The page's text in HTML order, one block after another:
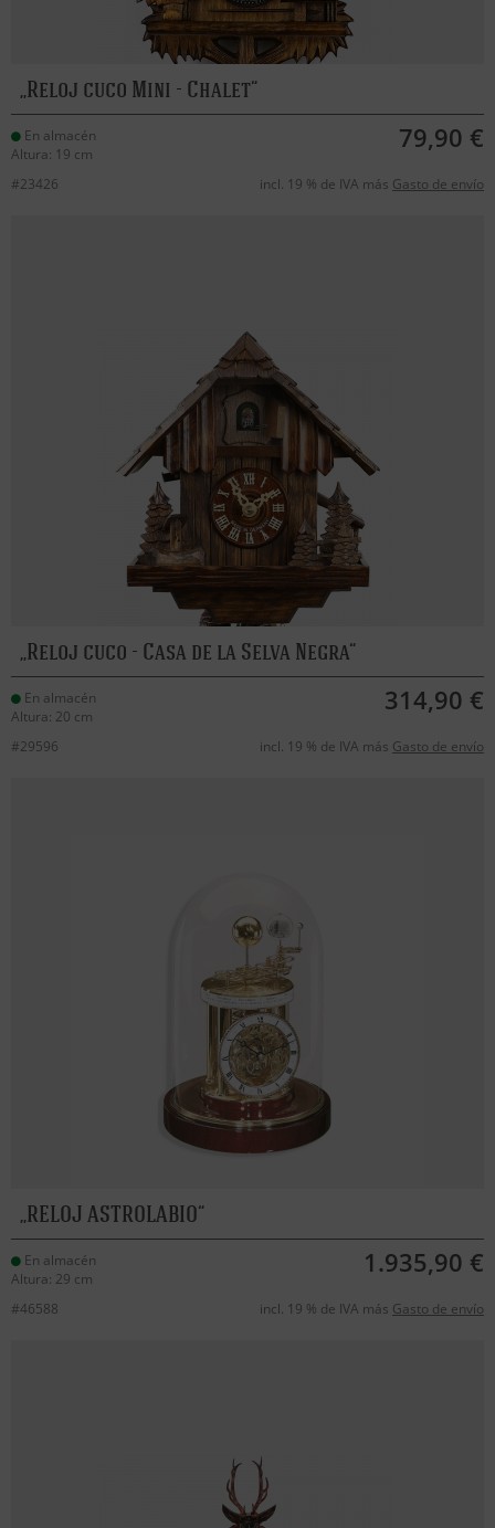
Reloj cuco Mini - Chalet
En almacén
Altura: 19 cm
79,90 €
#23426 incl. 19 % de IVA más Gasto de envío
Reloj cuco - Casa de la Selva Negra
En almacén
Altura: 20 cm
314,90 €
#29596 incl. 19 % de IVA más Gasto de envío
RELOJ ASTROLABIO
En almacén
Altura: 29 cm
1.935,90 €
#46588 incl. 19 % de IVA más Gasto de envío